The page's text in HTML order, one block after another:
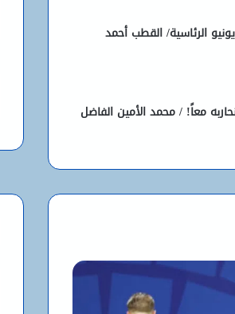
قراءة استشرافية لانتخابات 29 يونيو الرئاسية/ القطب أحمد
معاً! / محمد الأمين الفاضل